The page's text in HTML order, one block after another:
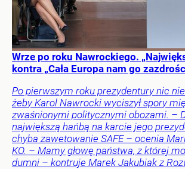
Wrze po roku Nawrockiego.
kontra „Cała Europa nam go
Po pierwszym roku prezydentury nic
żeby Karol Nawrocki wyciszył spory
zwaśnionymi politycznymi obozami. –
największą hańbą na karcie jego
chyba zawetowanie SAFE – ocenia
KO. – Mamy głowę państwa, z której
dumni – kontruje Marek Jakubiak z